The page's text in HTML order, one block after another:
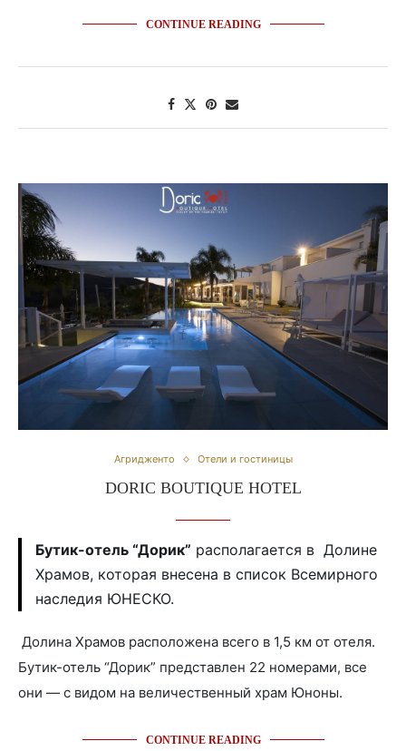
CONTINUE READING
Агридженто Отели и гостиницы
DORIC BOUTIQUE HOTEL
Бутик-отель “Дорик” располагается в Долине
Храмов, которая внесена в список Всемирного
наследия ЮНЕСКО.
Долина Храмов расположена всего в 1,5 км от отеля.
Бутик-отель “Дорик” представлен 22 номерами, все
они — с видом на величественный храм Юноны.
CONTINUE READING